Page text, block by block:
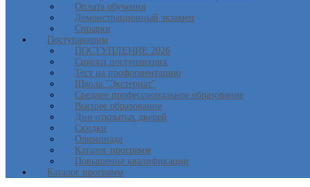
Оплата обучения
Демонстрационный экзамен
Справки
Поступающим
ПОСТУПЛЕНИЕ 2026
Списки поступающих
Тест на профориентацию
Школа "Экстернат"
Среднее профессиональное образование
Высшее образование
Дни открытых дверей
Скидки
Олимпиада
Каталог программ
Повышение квалификации
Каталог программ